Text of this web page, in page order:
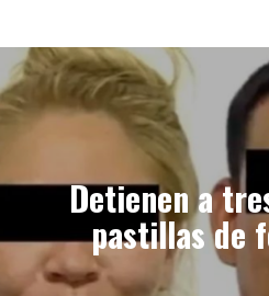
Detienen a
pastillas de